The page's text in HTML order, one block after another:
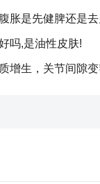
胀是先健脾还是去
吗,是油性皮肤!
增生，关节间隙